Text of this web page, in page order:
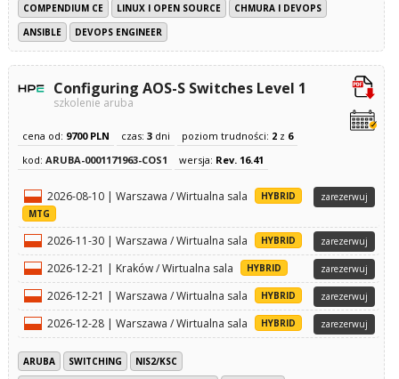
COMPENDIUM CE LINUX I OPEN SOURCE
CHMURA I DEVOPS
ANSIBLE
DEVOPS ENGINEER
Configuring AOS-S Switches Level 1
szkolenie aruba
cena od: 9700 PLN czas: 3dni poziom trudności: 2z 6
kod: ARUBA-0001171963-COS1 wersja: Rev. 16.41
2026-08-10 | Warszawa / Wirtualna sala
HYBRID
MTG
zarezerwuj
2026-11-30 | Warszawa / Wirtualna sala HYBRID zarezerwuj
2026-12-21 | Kraków / Wirtualna sala HYBRID zarezerwuj
2026-12-21 | Warszawa / Wirtualna sala HYBRID zarezerwuj
2026-12-28 | Warszawa / Wirtualna sala HYBRID zarezerwuj
ARUBA SWITCHING
NIS2/KSC